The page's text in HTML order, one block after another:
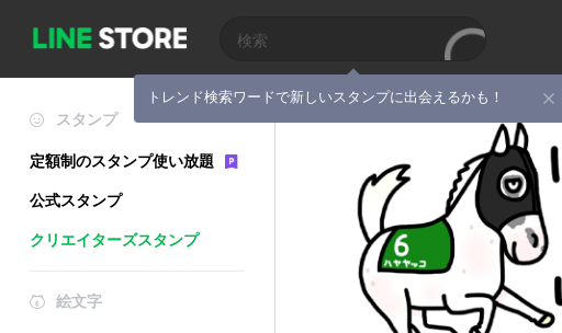
トレンド検索ワードで新しいスタンプに出会えるかも！
スタンプ
定額制のスタンプ使い放題
公式スタンプ
クリエイターズスタンプ
絵文字